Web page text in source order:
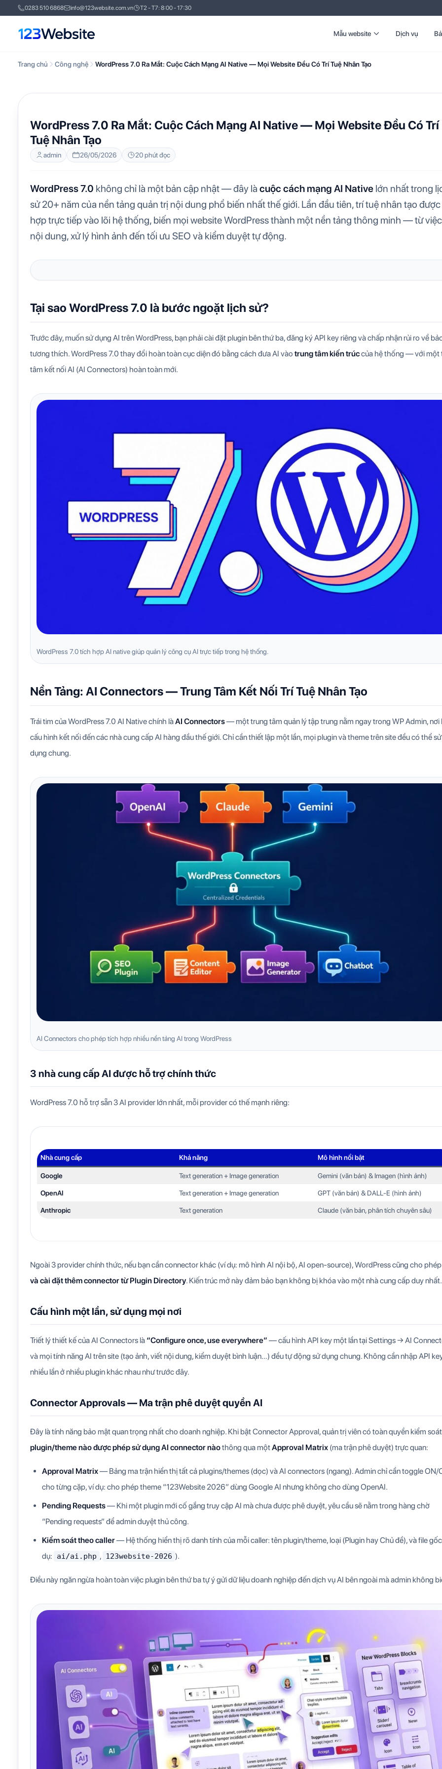
0283 510 6868 info@123website.com.vn T2 - T7: 8:00 - 17:30
Mẫu website Dịch vụ
Trang chủ Công nghệ WordPress 7.0 Ra Mắt: Cuộc Cách Mạng AI Native — Mọi Website Đều Có Trí Tuệ Nhân Tạo
WordPress 7.0 Ra Mắt: Cuộc Cách Mạng AI Native — Mọi Website Đều Có Trí
Tuệ Nhân Tạo
admin 26/05/2026 20 phút đọc
WordPress 7.0 không chỉ là một bản cập nhật — đây là cuộc cách mạng AI Native lớn nhất trong
sử 20+ năm của nền tảng quản trị nội dung phổ biến nhất thế giới. Lần đầu tiên, trí tuệ nhân tạo
hợp trực tiếp vào lõi hệ thống, biến mọi website WordPress thành một nền tảng thông minh — từ
nội dung, xử lý hình ảnh đến tối ưu SEO và kiểm duyệt tự động.
Tại sao WordPress 7.0 là bước ngoặt lịch sử?
Trước đây, muốn sử dụng AI trên WordPress, bạn phải cài đặt plugin bên thứ ba, đăng ký API key riêng và chấp nhận rủi ro về
tương thích. WordPress 7.0 thay đổi hoàn toàn cục diện đó bằng cách đưa AI vào trung tâm kiến trúccủa hệ thống — với một
tâm kết nối AI (AI Connectors) hoàn toàn mới.
WordPress 7.0 tích hợp AI native giúp quản lý công cụ AI trực tiếp trong hệ thống.
Nền Tảng: AI Connectors — Trung Tâm Kết Nối Trí Tuệ Nhân Tạo
Trái tim của WordPress 7.0 AI Native chính làAI Connectors— một trung tâm quản lý tập trung nằm ngay trong WP Admin, nơi
cấu hình kết nối đến các nhà cung cấp AI hàng đầu thế giới. Chỉ cần thiết lập một lần, mọi plugin và theme trên site đều có thể sử
dụng chung.
AI Connectors cho phép tích hợp nhiều nền tảng AI trong WordPress
3 nhà cung cấp AI được hỗ trợ chính thức
WordPress 7.0 hỗ trợ sẵn 3 AI provider lớn nhất, mỗi provider có thế mạnh riêng:
Nhà cung cấp Khả năng Mô hình nổi bật
Google Text generation + Image generation Gemini (văn bản) & Imagen (hình ảnh)
OpenAI Text generation + Image generation GPT (văn bản) & DALL-E (hình ảnh)
Anthropic Text generation Claude (văn bản, phân tích chuyên sâu)
Ngoài 3 provider chính thức, nếu bạn cần connector khác (ví dụ: mô hình AI nội bộ, AI open-source), WordPress cũng cho
và cài đặt thêm connector từ Plugin Directory. Kiến trúc mở này đảm bảo bạn không bị khóa vào một nhà cung cấp duy nhất.
Cấu hình một lần, sử dụng mọi nơi
Triết lý thiết kế của AI Connectors là “Configure once, use everywhere” — cấu hình API key một lần tại Settings → AI
và mọi tính năng AI trên site (tạo ảnh, viết nội dung, kiểm duyệt bình luận…) đều tự động sử dụng chung. Không cần nhập API
nhiều lần ở nhiều plugin khác nhau như trước đây.
Connector Approvals — Ma trận phê duyệt quyền AI
Đây là tính năng bảo mật quan trọng nhất cho doanh nghiệp. Khi bật Connector Approval, quản trị viên có toàn quyền kiểm soát
plugin/theme nào được phép sử dụng AI connector nàothông qua mộtApproval Matrix (ma trận phê duyệt) trực quan:
Approval Matrix— Bảng ma trận hiển thị tất cả plugins/themes (dọc) và AI connectors (ngang). Admin chỉ cần toggle ON/
cho từng cặp, ví dụ: cho phép theme “123Website 2026” dùng Google AI nhưng không cho dùng OpenAI.
Pending Requests— Khi một plugin mới cố gắng truy cập AI mà chưa được phê duyệt, yêu cầu sẽ nằm trong hàng chờ
“Pending requests” để admin duyệt thủ công.
Kiểm soát theo caller— Hệ thống hiển thị rõ danh tính của mỗi caller: tên plugin/theme, loại (Plugin hay Chủ đề), và file
dụ:
ai/ai.php , 123website-2026 ).
Điều này ngăn ngừa hoàn toàn việc plugin bên thứ ba tự ý gửi dữ liệu doanh nghiệp đến dịch vụ AI bên ngoài mà admin không